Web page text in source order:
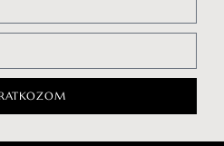
Feltételek
tájékoztató